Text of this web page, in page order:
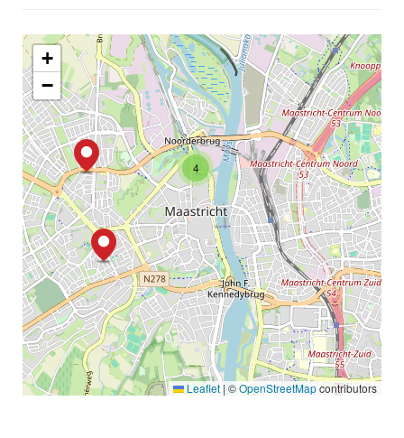
4
+
−
Leaflet | ©OpenStreetMapcontributors